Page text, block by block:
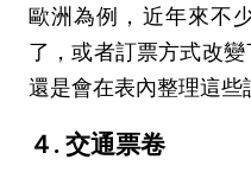
歐洲為例，近年來不
了，或者訂票方式改
還是會在表內整理這些
４. 交通票卷